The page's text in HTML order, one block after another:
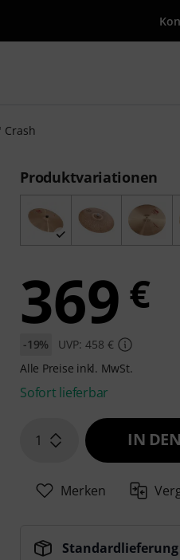
mit Suchwort
Crash
Produktvariationen
369 €
-19%
UVP: 458 €
Alle Preise inkl. MwSt.
Sofort lieferbar
1 IN
Merken
Standardlieferung